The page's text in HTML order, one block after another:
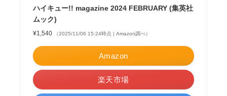
ハイキュー!! magazine 2024 FEBRUARY (集英社
ムック)
¥1,540 （2025/11/06 15:24時点 | Amazon調べ）
Amazon
楽天市場